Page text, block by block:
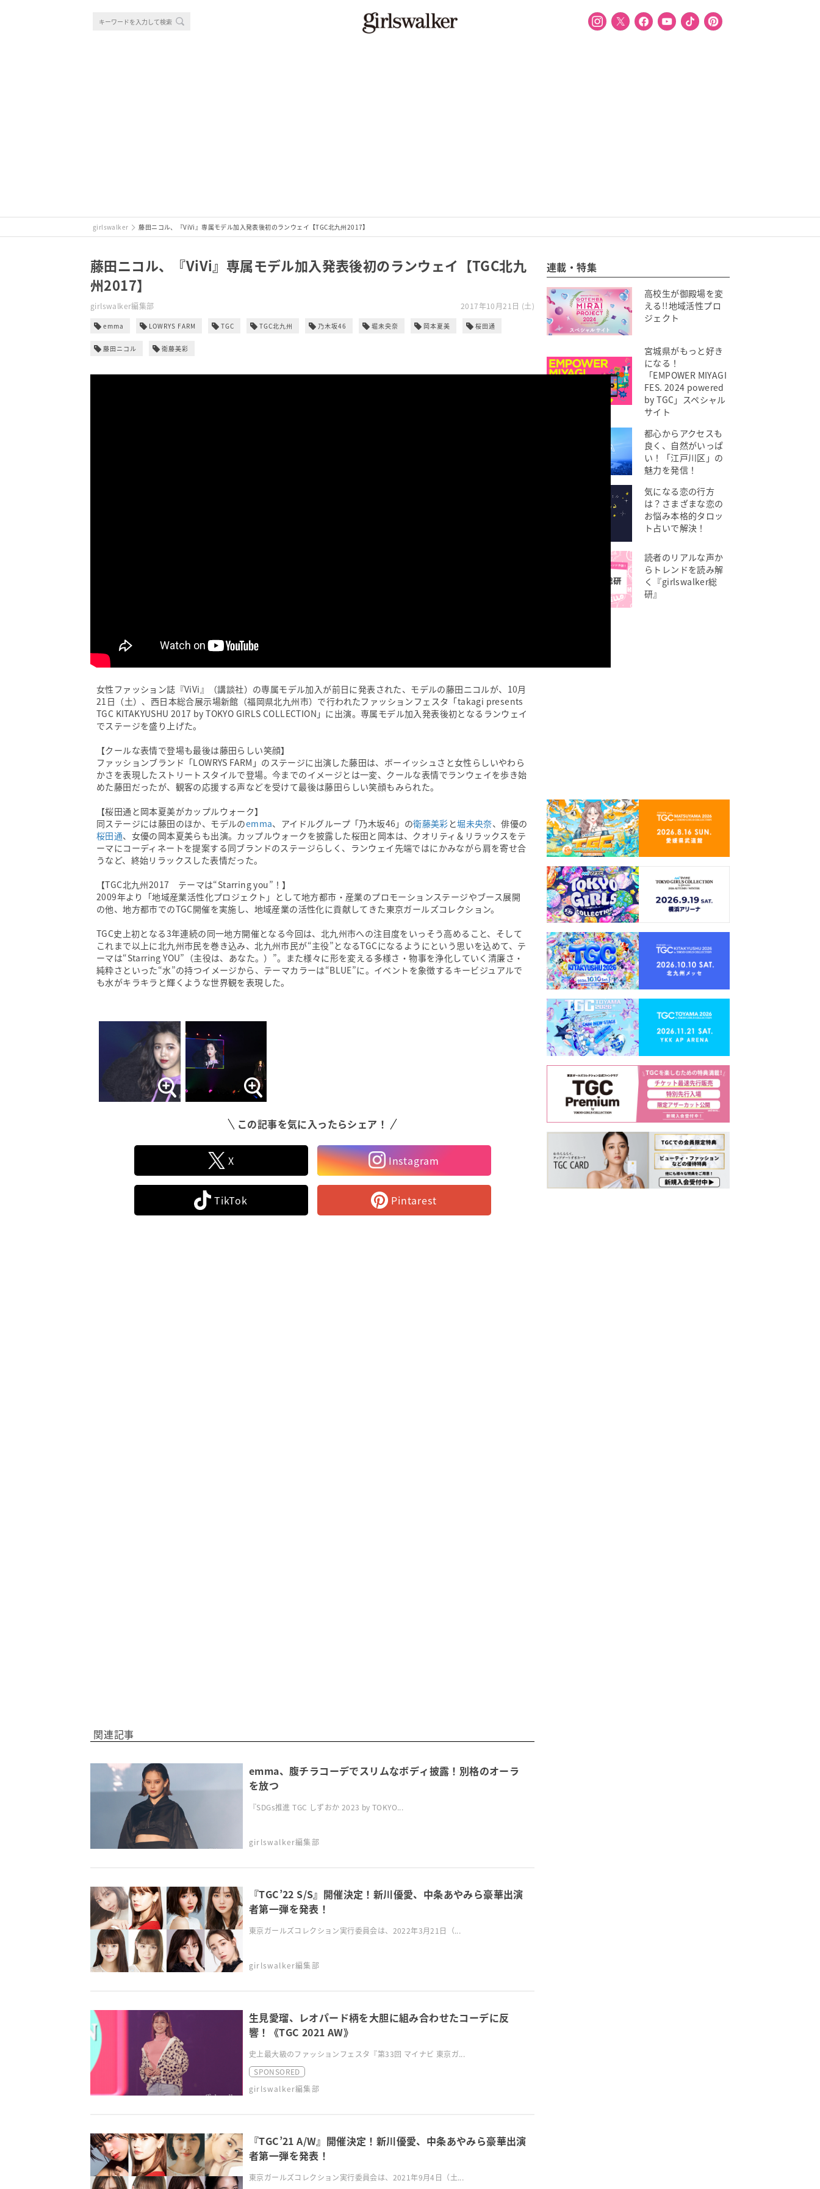
girlswalker 藤田ニコル、『ViVi』専属モデル加入発表後初のランウェイ【TGC北九州2017】
藤田ニコル、『ViVi』専属モデル加入発表後初のランウェイ【TGC北九
州2017】
girlswalker編集部 2017年10月21日 (土)
emma LOWRYS FARM TGC TGC北九州 乃木坂46 堀未央奈 岡本夏美 桜田通
藤田ニコル 衛藤美彩
女性ファッション誌『ViVi』（講談社）の専属モデル加入が前日に発表された、モデルの藤田ニコルが、10月
21日（土）、西日本総合展示場新館（福岡県北九州市）で行われたファッションフェスタ「takagi presents
TGC KITAKYUSHU 2017 by TOKYO GIRLS COLLECTION」に出演。専属モデル加入発表後初となるランウェイ
でステージを盛り上げた。
【クールな表情で登場も最後は藤田らしい笑顔】
ファッションブランド「LOWRYS FARM」のステージに出演した藤田は、ボーイッシュさと女性らしいやわら
かさを表現したストリートスタイルで登場。今までのイメージとは一変、クールな表情でランウェイを歩き始
めた藤田だったが、観客の応援する声などを受けて最後は藤田らしい笑顔もみられた。
【桜田通と岡本夏美がカップルウォーク】
同ステージには藤田のほか、モデルのemma、アイドルグループ「乃木坂46」の衛藤美彩 と堀未央奈、俳優の
桜田通、女優の岡本夏美らも出演。カップルウォークを披露した桜田と岡本は、クオリティ＆リラックスをテ
ーマにコーディネートを提案する同ブランドのステージらしく、ランウェイ先端ではにかみながら肩を寄せ合
うなど、終始リラックスした表情だった。
【TGC北九州2017 テーマは“Starring you”！】
2009年より「地域産業活性化プロジェクト」として地方都市・産業のプロモーションステージやブース展開
の他、地方都市でのTGC開催を実施し、地域産業の活性化に貢献してきた東京ガールズコレクション。
TGC史上初となる3年連続の同一地方開催となる今回は、北九州市への注目度をいっそう高めること、そして
これまで以上に北九州市民を巻き込み、北九州市民が“主役”となるTGCになるようにという思いを込めて、テ
ーマは“Starring YOU”（主役は、あなた。）”。また様々に形を変える多様さ・物事を浄化していく清廉さ・
純粋さといった“水”の持つイメージから、テーマカラーは“BLUE”に。イベントを象徴するキービジュアルで
も水がキラキラと輝くような世界観を表現した。
この記事を気に入ったらシェア！
X Instagram
TikTok Pintarest
関連記事
emma、腹チラコーデでスリムなボディ披露！別格のオーラ
を放つ
『SDGs推進 TGC しずおか 2023 by TOKYO...
girlswalker編集部
『TGC’22 S/S』開催決定！新川優愛、中条あやみら豪華出演
者第一弾を発表！
東京ガールズコレクション実行委員会は、2022年3月21日（...
girlswalker編集部
生見愛瑠、レオパード柄を大胆に組み合わせたコーデに反
響！《TGC 2021 AW》
史上最大級のファッションフェスタ『第33回 マイナビ 東京ガ...
SPONSORED
girlswalker編集部
『TGC’21 A/W』開催決定！新川優愛、中条あやみら豪華出演
者第一弾を発表！
東京ガールズコレクション実行委員会は、2021年9月4日（土...
連載・特集
高校生が御殿場を変
える!!地域活性プロ
ジェクト
宮城県がもっと好き
になる！
「EMPOWER MIYAGI
FES. 2024 powered
by TGC」スペシャル
サイト
都心からアクセスも
良く、自然がいっぱ
い！「江戸川区」の
魅力を発信！
気になる恋の行方
は？さまざまな恋の
お悩み本格的タロッ
ト占いで解決！
読者のリアルな声か
らトレンドを読み解
く『girlswalker総
研』